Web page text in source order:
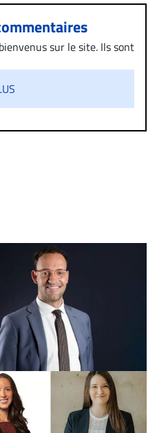
sur le site. Ils sont
politique de modération,
site vous dérange, prenez
courriel (info@droit-